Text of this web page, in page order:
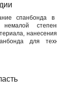
спанбонда
для